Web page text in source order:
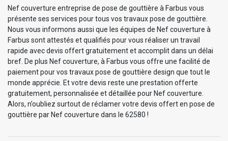
Nef couverture entreprise de pose de gouttière à Farbus vous
présente ses services pour tous vos travaux pose de gouttière.
Nous vous informons aussi que les équipes de Nef couverture à
Farbus sont attestés et qualifiés pour vous réaliser un travail
rapide avec devis offert gratuitement et accomplit dans un délai
bref. De plus Nef couverture, à Farbus vous offre une facilité de
paiement pour vos travaux pose de gouttière design que tout le
monde apprécie. Et votre devis reste une prestation offerte
gratuitement, personnalisée et détaillée pour Nef couverture.
Alors, n’oubliez surtout de réclamer votre devis offert en pose de
gouttière par Nef couverture dans le 62580 !